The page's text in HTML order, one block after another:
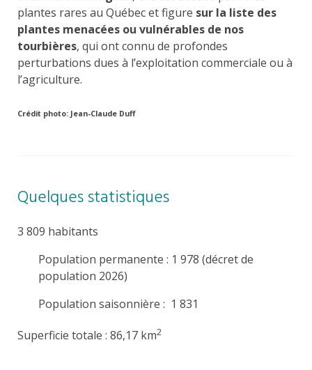
plantes rares au Québec et figure sur la liste des
plantes menacées ou vulnérables de nos
tourbières, qui ont connu de profondes
perturbations dues à l’exploitation commerciale ou à
l’agriculture.
Crédit photo: Jean-Claude Duff
Quelques statistiques
3 809 habitants
Population permanente : 1 978 (décret de
population 2026)
Population saisonnière : 1 831
Superficie totale : 86,17 km2